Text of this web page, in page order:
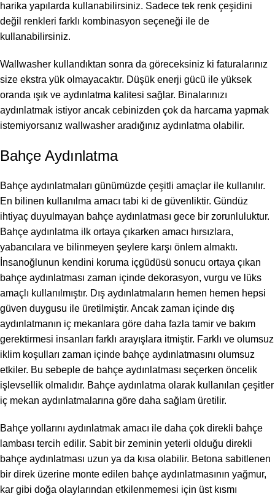
harika yapılarda kullanabilirsiniz. Sadece tek renk çeşidini
değil renkleri farklı kombinasyon seçeneği ile de
kullanabilirsiniz.
Wallwasher kullandıktan sonra da göreceksiniz ki faturalarınız
size ekstra yük olmayacaktır. Düşük enerji gücü ile yüksek
oranda ışık ve aydınlatma kalitesi sağlar. Binalarınızı
aydınlatmak istiyor ancak cebinizden çok da harcama yapmak
istemiyorsanız wallwasher aradığınız aydınlatma olabilir.
Bahçe Aydınlatma
Bahçe aydınlatmaları günümüzde çeşitli amaçlar ile kullanılır.
En bilinen kullanılma amacı tabi ki de güvenliktir. Gündüz
ihtiyaç duyulmayan bahçe aydınlatması gece bir zorunluluktur.
Bahçe aydınlatma ilk ortaya çıkarken amacı hırsızlara,
yabancılara ve bilinmeyen şeylere karşı önlem almaktı.
İnsanoğlunun kendini koruma içgüdüsü sonucu ortaya çıkan
bahçe aydınlatması zaman içinde dekorasyon, vurgu ve lüks
amaçlı kullanılmıştır. Dış aydınlatmaların hemen hemen hepsi
güven duygusu ile üretilmiştir. Ancak zaman içinde dış
aydınlatmanın iç mekanlara göre daha fazla tamir ve bakım
gerektirmesi insanları farklı arayışlara itmiştir. Farklı ve olumsuz
iklim koşulları zaman içinde bahçe aydınlatmasını olumsuz
etkiler. Bu sebeple de bahçe aydınlatması seçerken öncelik
işlevsellik olmalıdır. Bahçe aydınlatma olarak kullanılan çeşitler
iç mekan aydınlatmalarına göre daha sağlam üretilir.
Bahçe yollarını aydınlatmak amacı ile daha çok direkli bahçe
lambası tercih edilir. Sabit bir zeminin yeterli olduğu direkli
bahçe aydınlatması uzun ya da kısa olabilir. Betona sabitlenen
bir direk üzerine monte edilen bahçe aydınlatmasının yağmur,
kar gibi doğa olaylarından etkilenmemesi için üst kısmı